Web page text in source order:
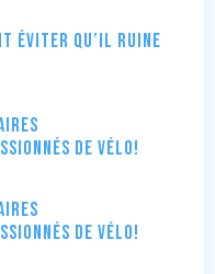
éviter qu’il ruine
de vélo!
de vélo!